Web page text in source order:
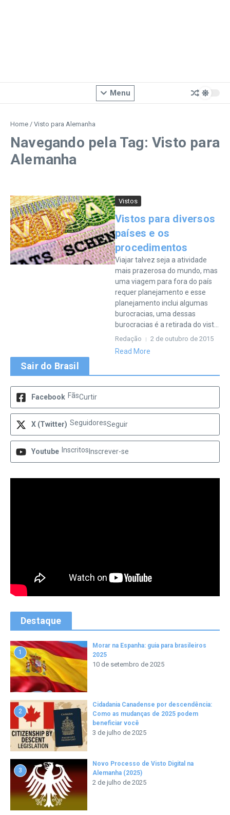
Menu
Home / Visto para Alemanha
Navegando pela Tag: Visto para
Alemanha
Vistos
Vistos para diversos
países e os
procedimentos
Viajar talvez seja a atividade
mais prazerosa do mundo, mas
uma viagem para fora do país
requer planejamento e esse
planejamento inclui algumas
burocracias, uma dessas
burocracias é a retirada do vist...
Redação 2 de outubro de 2015
Read More
Sair do Brasil
Facebook FãsCurtir
X (Twitter) SeguidoresSeguir
Youtube Inscritos Inscrever-se
Destaque
1
Morar na Espanha: guia para brasileiros
2025
10 de setembro de 2025
2
Cidadania Canadense por descendência:
Como as mudanças de 2025 podem
beneficiar você
3 de julho de 2025
3
Novo Processo de Visto Digital na
Alemanha (2025)
2 de julho de 2025